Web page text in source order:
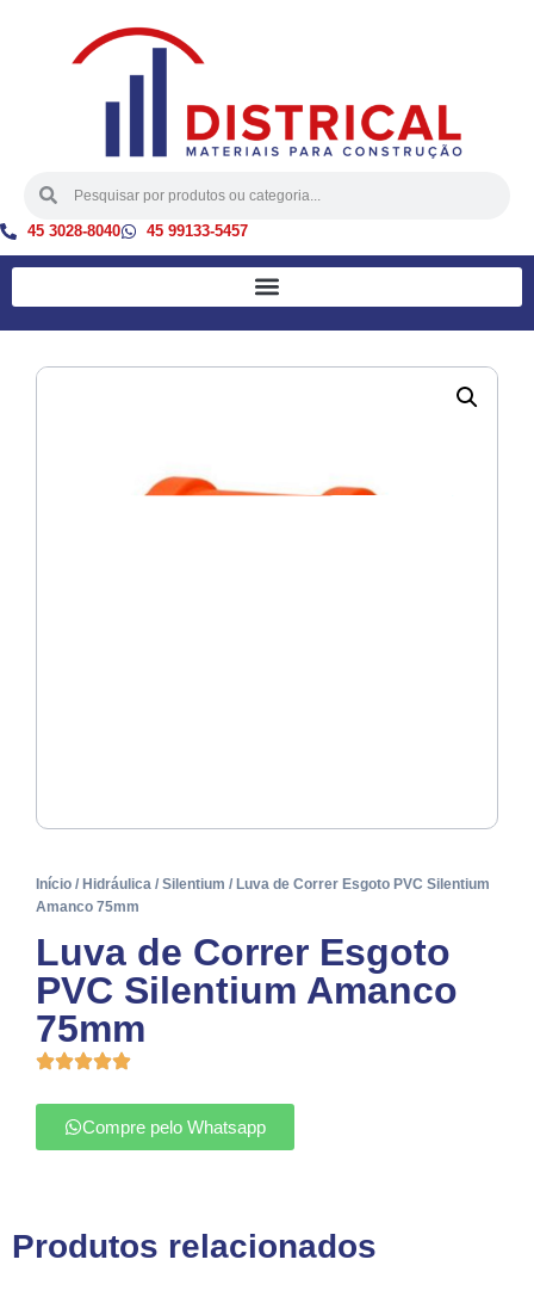
45 3028-8040 45 99133-5457
Início / Hidráulica / Silentium / Luva de Correr Esgoto PVC Silentium
Amanco 75mm
Luva de Correr Esgoto
PVC Silentium Amanco
75mm
Compre pelo Whatsapp
Produtos relacionados